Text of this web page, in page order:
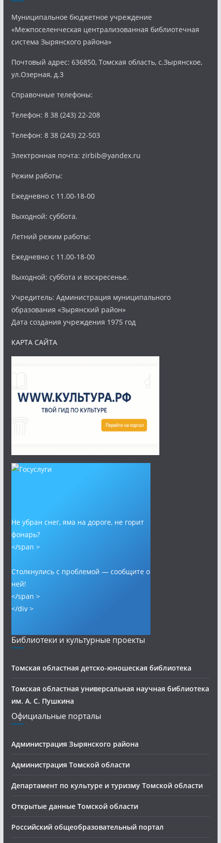
Муниципальное бюджетное учреждение
«Межпоселенческая централизованная библиотечная
система Зырянского района»
Почтовый адрес: 636850, Томская область, с.Зырянское,
ул.Озерная, д.3
Справочные телефоны:
Телефон: 8 38 (243) 22-208
Телефон: 8 38 (243) 22-503
Электронная почта: zirbib@yandex.ru
Режим работы:
Ежедневно с 11.00-18-00
Выходной: суббота.
Летний режим работы:
Ежедневно с 11.00-18-00
Выходной: суббота и воскресенье.
Учредитель: Администрация муниципального
образования «Зырянский район»
Дата создания учреждения 1975 год
КАРТА САЙТА
Не убран снег, яма на дороге, не горит
фонарь?
</span >
Столкнулись с проблемой — сообщите о
ней!
</span >
</div >
Библиотеки и культурные проекты
Томская областная детско-юношеская библиотека
Томская областная универсальная научная библиотека
им. А. С. Пушкина
Официальные порталы
Администрация Зырянского района
Администрация Томской области
Департамент по культуре и туризму Томской области
Открытые данные Томской области
Российский общеобразовательный портал